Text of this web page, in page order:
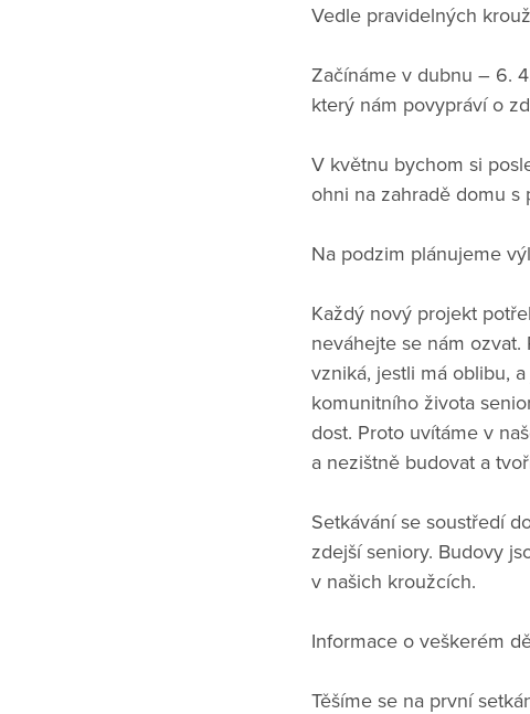
Vedle pravidelných
Začínáme v dubnu – 6.
který nám povypráví o
V květnu bychom si
ohni na zahradě domu s
Na podzim plánujeme
Každý nový projekt
neváhejte se nám
vzniká, jestli má oblibu,
komunitního života
dost. Proto uvítáme v
a nezištně budovat a
Setkávání se soustředí
zdejší seniory. Budovy
v našich kroužcích.
Informace o veškerém
Těšíme se na první